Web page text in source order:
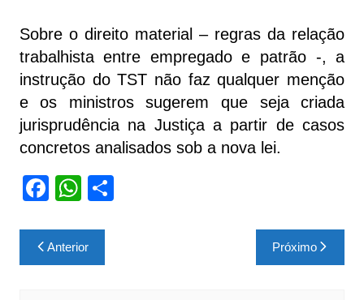
Sobre o direito material – regras da relação
trabalhista entre empregado e patrão -, a
instrução do TST não faz qualquer menção
e os ministros sugerem que seja criada
jurisprudência na Justiça a partir de casos
concretos analisados sob a nova lei.
F
c
e
W
at
s
S
Navegação
de
Anterior Próximo